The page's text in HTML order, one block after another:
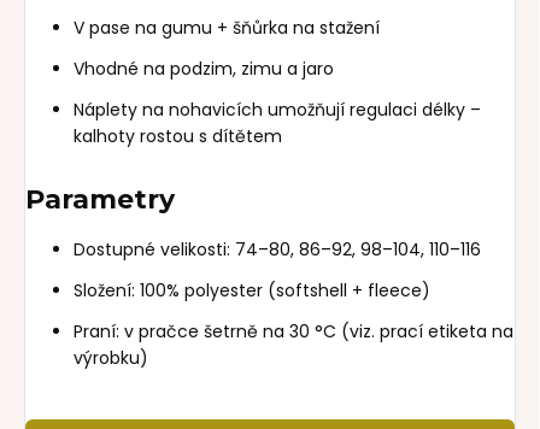
V pase na gumu + šňůrka na stažení
Vhodné na podzim, zimu a jaro
Náplety na nohavicích umožňují regulaci délky –
kalhoty rostou s dítětem
Parametry
Dostupné velikosti: 74–80, 86–92, 98–104, 110–116
Složení: 100% polyester (softshell + fleece)
Praní: v pračce šetrně na 30 °C (viz. prací etiketa na
výrobku)